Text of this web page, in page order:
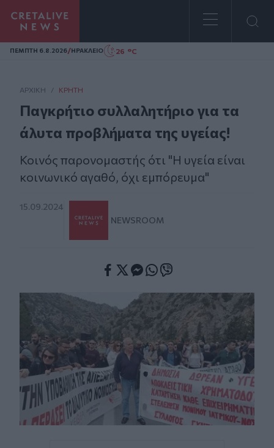
Homepage
ΠΕΜΠΤΗ 6.8.2026/ΗΡΑΚΛΕΙΟ 26 °C
ΑΡΧΙΚΗ / ΚΡΉΤΗ
Παγκρήτιο συλλαλητήριο για τα
άλυτα προβλήματα της υγείας!
Κοινός παρονομαστής ότι "Η υγεία είναι
κοινωνικό αγαθό, όχι εμπόρευμα"
15.09.2024
NEWSROOM